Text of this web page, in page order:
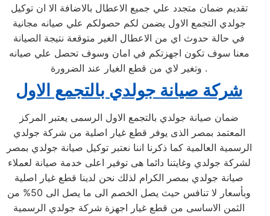
تقديم ضمان متجدد علي جميع الاعطال بالاضافة الا ان توكيل
جولدي التجمع الاول يضمن لكم حصولكم علي صيانه مجانية
في حالة حدوث اي من الاعطال الغير متوقعة نتيجة الصيانة
معنا سوف تكون اجهزتكم في امان وسوف تحصل علي صيانه
وتغير لاي من قطع الغيار عند الضرورة .
شركة صيانة جولدي بالتجمع الاول
ضمان صيانة جولدي بالتجمع الاول الرسمى يعتبر المركز
المعتمد بمصر الذى يوفر قطع غيار اصلية من شركة جولدي
الرسمية العالمية كما ذكرنا اننا نعتبر توكيل صيانة جولدي بمصر
لشركة جولدي وغايتنا دائما هى توفير اعلى خدمة صيانة لعملاء
صيانة جولدي بمصر الكرام لذلك نحن لدينا قطع غيار اصلية
وبأسعار لا تنافس حيث يصل الخصم الى ما يصل الى 50% من
الثمن الاساسى من قطع غيار اجهزة شركة جولدي الرسمية